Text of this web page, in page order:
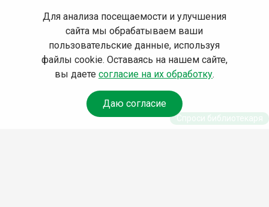
Для анализа посещаемости и улучшения
сайта мы обрабатываем ваши
пользовательские данные, используя
файлы cookie. Оставаясь на нашем сайте,
вы даете согласие на их обработку.
Даю согласие
Спроси библиотекаря